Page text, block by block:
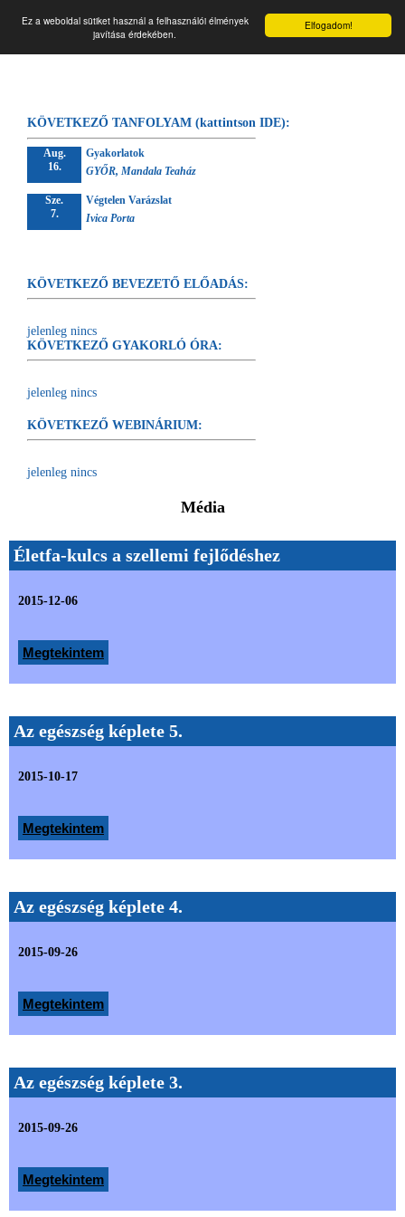
Elfogadom!
Ez a weboldal sütiket használ a felhasználói élmények
javítása érdekében.
Végtelen forrás ☰
KÖVETKEZŐ TANFOLYAM (kattintson IDE):
Aug.
16.
Gyakorlatok
GYŐR, Mandala Teaház
Sze.
7.
Végtelen Varázslat
Ivica Porta
KÖVETKEZŐ BEVEZETŐ ELŐADÁS:
jelenleg nincs
KÖVETKEZŐ GYAKORLÓ ÓRA:
jelenleg nincs
KÖVETKEZŐ WEBINÁRIUM:
jelenleg nincs
Média
Életfa-kulcs a szellemi fejlődéshez
2015-12-06
Megtekintem
Az egészség képlete 5.
2015-10-17
Megtekintem
Az egészség képlete 4.
2015-09-26
Megtekintem
Az egészség képlete 3.
2015-09-26
Megtekintem